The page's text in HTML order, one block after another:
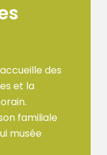
des
et la
familiale
musée